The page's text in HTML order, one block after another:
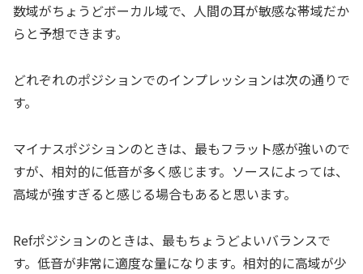
数域がちょうどボーカル域で、人間の耳が敏感な帯域だか
らと予想できます。
どれぞれのポジションでのインプレッションは次の通りで
す。
マイナスポジションのときは、最もフラット感が強いので
すが、相対的に低音が多く感じます。ソースによっては、
高域が強すぎると感じる場合もあると思います。
Refポジションのときは、最もちょうどよいバランスで
す。低音が非常に適度な量になります。相対的に高域が少